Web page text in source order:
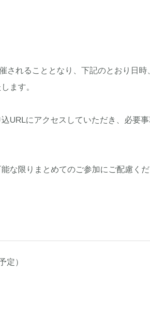
れることとなり、下記のとおり日時
ます。
URLにアクセスしていただき、必要
な限りまとめてのご参加にご配慮くだ
定）